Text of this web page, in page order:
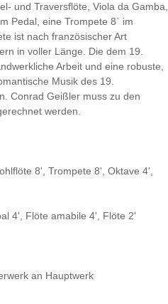
und Traversflöte, Viola da Gamba,
Pedal, eine Trompete 8` im
ist nach französischer Art
in voller Länge. Die dem 19.
Arbeit und eine robuste,
Musik des 19.
Conrad Geißler muss zu den
werden.
8', Trompete 8', Oktave 4',
4', Flöte amabile 4', Flöte 2'
an Hauptwerk